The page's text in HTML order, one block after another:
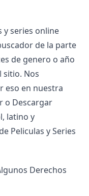
y series online
de la parte
de genero o año
sitio. Nos
eso en nuestra
o Descargar
latino y
Peliculas y Series
Derechos